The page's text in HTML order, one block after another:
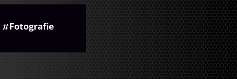
Fotografie